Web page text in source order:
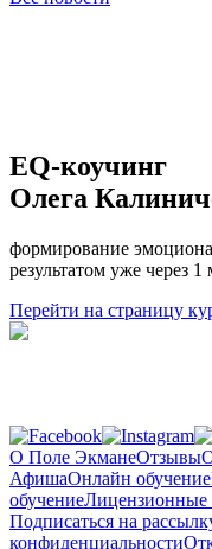
EQ-коучинг
Олега
формирование
результатом уже через 1
Перейти на страницу
О Поле ЭкманеОтзывы
АфишаОнлайн обучение
обучениеЛицензионные
Подписаться на
конфиденциальности